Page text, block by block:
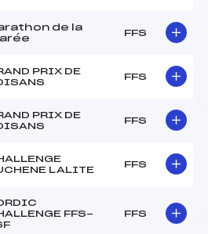
de la
FFS
PRIX DE
FFS
PRIX DE
FFS
LALITE
FFS
FFS-
FFS